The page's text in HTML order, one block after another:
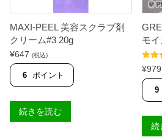
MAXI-PEEL 美容スクラブ剤
クリーム#3 20g
¥647 (税込)
6 ポイント
続きを読む
モ
5段
の評
¥979
9
続